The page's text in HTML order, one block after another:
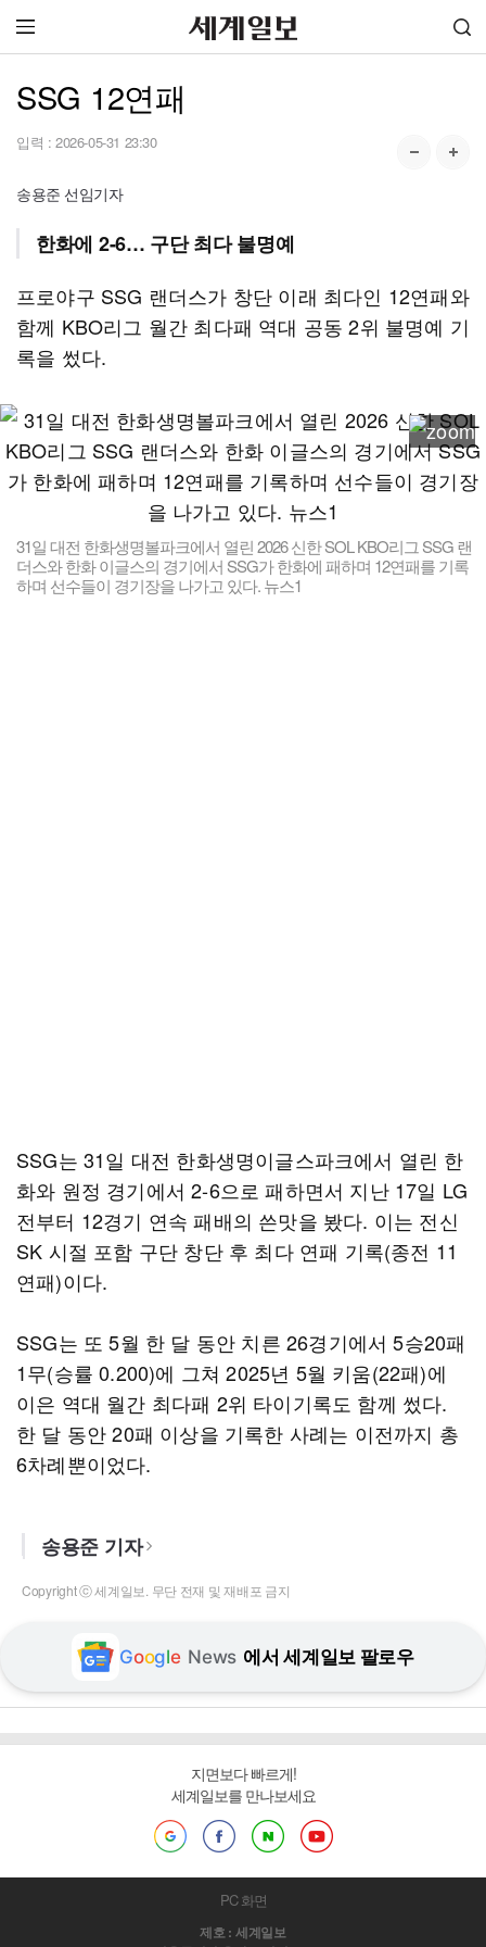
SSG 12연패
입력 : 2026-05-31 23:30
송용준 선임기자
한화에 2-6… 구단 최다 불명예
프로야구 SSG 랜더스가 창단 이래 최다인 12연패와
함께 KBO리그 월간 최다패 역대 공동 2위 불명예 기
록을 썼다.
31일 대전 한화생명볼파크에서 열린 2026 신한 SOL KBO리그 SSG 랜
더스와 한화 이글스의 경기에서 SSG가 한화에 패하며 12연패를 기록
하며 선수들이 경기장을 나가고 있다. 뉴스1
SSG는 31일 대전 한화생명이글스파크에서 열린 한
화와 원정 경기에서 2-6으로 패하면서 지난 17일 LG
전부터 12경기 연속 패배의 쓴맛을 봤다. 이는 전신
SK 시절 포함 구단 창단 후 최다 연패 기록(종전 11
연패)이다.
SSG는 또 5월 한 달 동안 치른 26경기에서 5승20패
1무(승률 0.200)에 그쳐 2025년 5월 키움(22패)에
이은 역대 월간 최다패 2위 타이기록도 함께 썼다.
한 달 동안 20패 이상을 기록한 사례는 이전까지 총
6차례뿐이었다.
송용준 기자
Copyright ⓒ 세계일보. 무단 전재 및 재배포 금지
Google News 에서 세계일보 팔로우
지면보다 빠르게!
세계일보를 만나보세요
PC 화면
제호 : 세계일보